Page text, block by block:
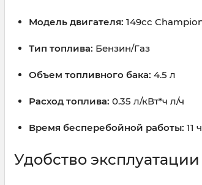
Модель двигателя: 149cc
Тип топлива: Бензин/Газ
Объем топливного бака: 4.5 л
Расход топлива: 0.35 л/кВт*ч л/ч
Время бесперебойной работы: 11 ч
Удобство эксплуатации